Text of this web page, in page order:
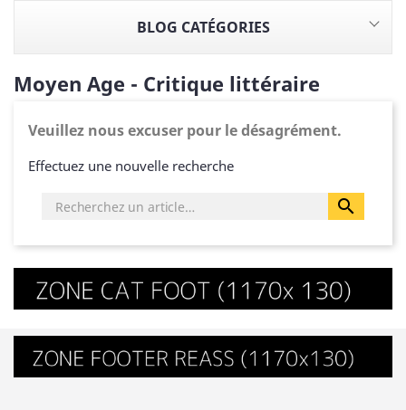
BLOG CATÉGORIES
Moyen Age - Critique littéraire
Veuillez nous excuser pour le désagrément.
Effectuez une nouvelle recherche
